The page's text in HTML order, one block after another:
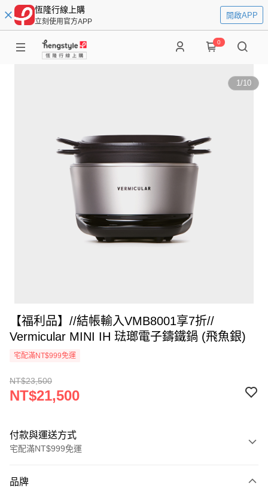
恆隆行線上購
立刻使用官方APP
開啟APP
0
1/10
【福利品】//結帳輸入VMB8001享7折//
Vermicular MINI IH 琺瑯電子鑄鐵鍋 (飛魚銀)
宅配滿NT$999免運
NT$23,500
NT$21,500
付款與運送方式
宅配滿NT$999免運
信用卡一次付款
品牌